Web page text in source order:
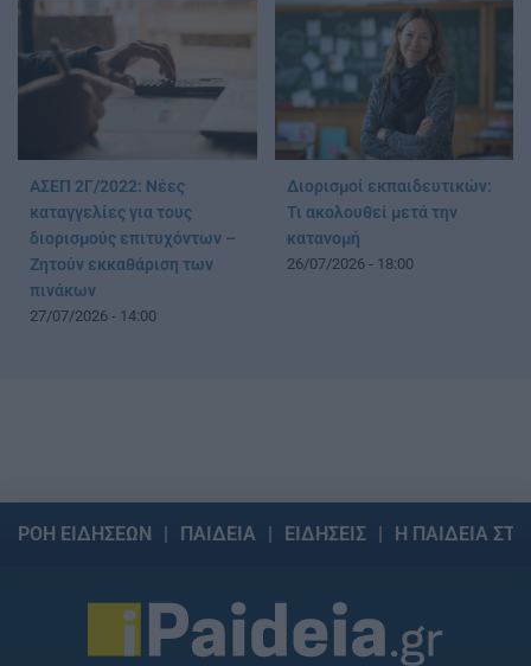
ΑΣΕΠ 2Γ/2022: Νέες
καταγγελίες για τους
διορισμούς επιτυχόντων –
Ζητούν εκκαθάριση των
πινάκων
27/07/2026 - 14:00
Διορισμοί εκπαιδευτικών:
Τι ακολουθεί μετά την
κατανομή
26/07/2026 - 18:00
ΡΟΗ ΕΙΔΗΣΕΩΝ ΠΑΙΔΕΙΑ ΕΙΔΗΣΕΙΣ Η ΠΑΙΔΕΙΑ